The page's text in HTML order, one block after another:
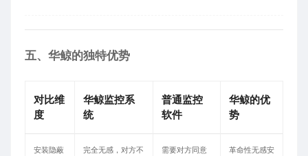
五、华鲸的独特优势
对比维
度
华鲸监控系
统
普通监控
软件
华鲸的优
势
安装隐蔽
完全无感，对方不
需要对方同意
革命性无感安